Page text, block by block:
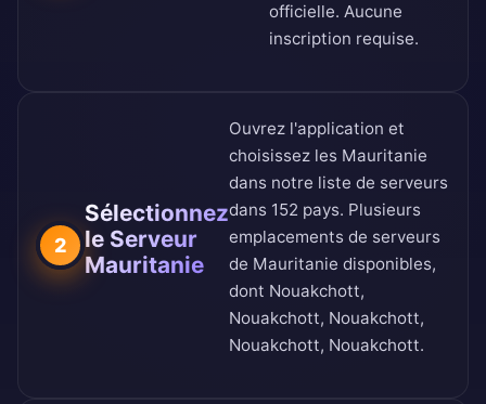
officielle. Aucune
inscription requise.
2
Sélectionnez
le Serveur
Mauritanie
Ouvrez l'application et
choisissez les Mauritanie
dans notre liste de serveurs
dans 152 pays. Plusieurs
emplacements de serveurs
de Mauritanie disponibles,
dont Nouakchott,
Nouakchott, Nouakchott,
Nouakchott, Nouakchott.